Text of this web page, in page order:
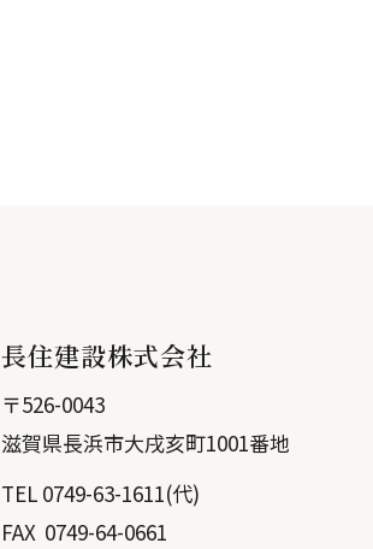
長住建設株式会社
〒526-0043
滋賀県長浜市大戌亥町1001番地
TEL 0749-63-1611(代)
FAX 0749-64-0661